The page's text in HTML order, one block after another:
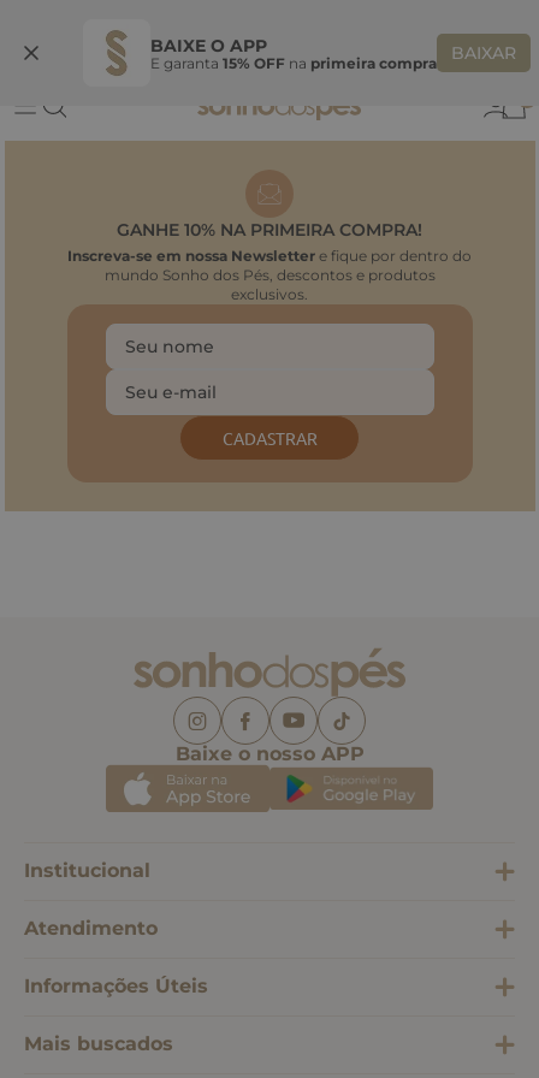
BAIXE O APP
E garanta 15% OFF na primeira compra BAIXAR
Ganhe 10% OFF na coleção utilizando o código do seu vendedor*
GANHE 10% NA PRIMEIRA COMPRA!
Inscreva-se em nossa Newsletter e fique por dentro do
mundo Sonho dos Pés, descontos e produtos
exclusivos.
CADASTRAR
Baixe o nosso APP
Institucional
Atendimento
Informações Úteis
Mais buscados